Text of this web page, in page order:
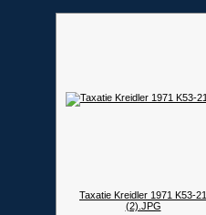
Taxatie Kreidler 1971 K53-21
(2).JPG